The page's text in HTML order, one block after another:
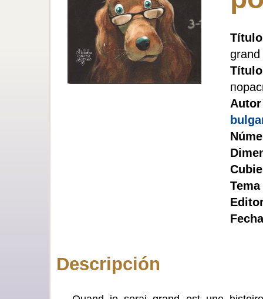
grand
Descripción